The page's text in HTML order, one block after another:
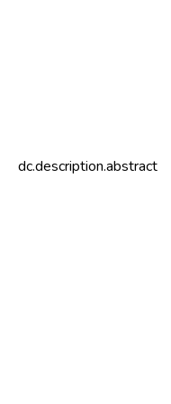
dc.description.abstract